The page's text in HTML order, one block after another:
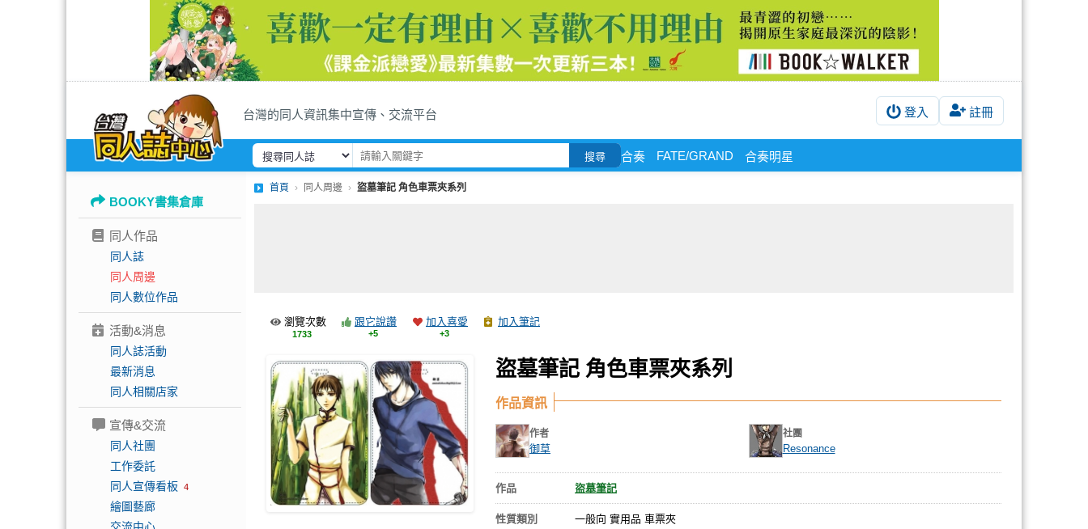
台灣的同人資訊集中宣傳、交流平台 登入 註冊
搜尋 合奏 FATE/GRAND 合奏明星
BOOKY書集倉庫
同人作品
同人誌
同人周邊
同人數位作品
活動&消息
同人誌活動
最新消息
同人相關店家
宣傳&交流
同人社團
工作委託
同人宣傳看板 4
繪圖藝廊
首頁 同人周邊 盜墓筆記 角色車票夾系列
瀏覽次數
1733
跟它說讚
+5
加入喜愛
+3
加入筆記
盜墓筆記 角色車票夾系列
作品資訊
作者
御草
社團
Resonance
作品 盜墓筆記
性質類別 一般向 實用品 車票夾